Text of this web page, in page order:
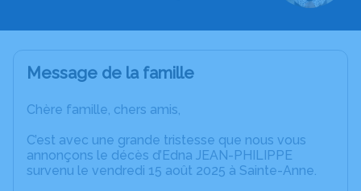
Message de la famille
Chère famille, chers amis,
C’est avec une grande tristesse que nous vous
annonçons le décès d’Edna JEAN-PHILIPPE
survenu le vendredi 15 août 2025 à Sainte-Anne.